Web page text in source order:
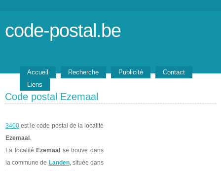
code-postal.be
Accueil Recherche Publicité
Contact
Liens
Code postal Ezemaal
3400 est le code postal de la localité
Ezemaal .
La localité Ezemaal se trouve dans
la commune de Landen, située dans